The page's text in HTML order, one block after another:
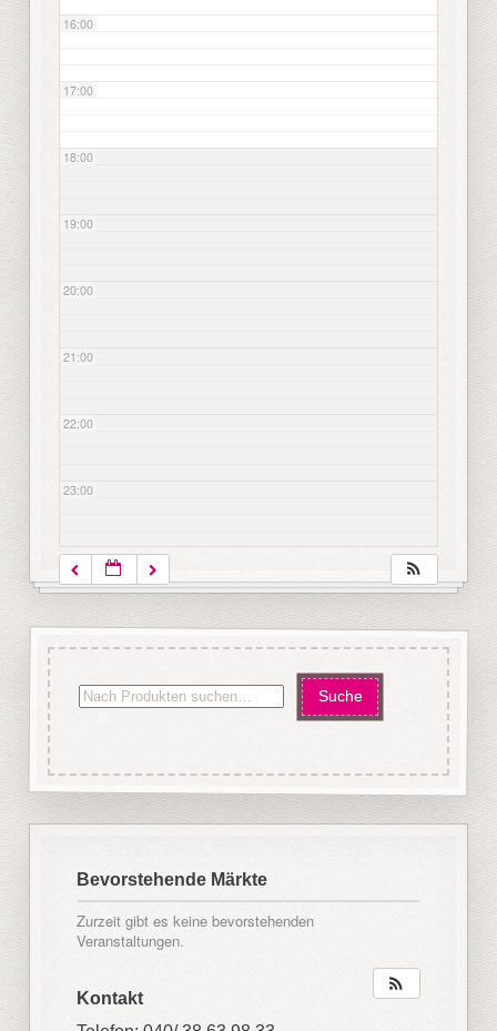
16:00
17:00
18:00
19:00
20:00
21:00
22:00
23:00
Bevorstehende Märkte
Zurzeit gibt es keine bevorstehenden
Veranstaltungen.
Kontakt